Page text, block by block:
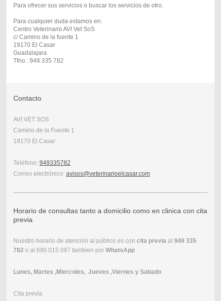
Para ofrecer sus servicios o buscar los servicios de otro.
Para cualquier duda estamos en:
Centro Veterinario AVI Vet SoS
c/ Camino de la fuente 1
19170 El Casar
Guadalajara
Tfno.: 949 335 782
Contacto
AVI VET SOS
Camino de la Fuente 1
19170 El Casar
Teléfono: 949335782
Correo electrónico: avisos@veterinarioelcasar.com
Horario de consultas tanto a domicilio como en clinica con cita
previa
Nuestro horario de atención al público es con cita previa al 949 335
782 o al 690 015 097 tambien por WhatsApp
Lunes, Martes ,Miercoles, Jueves ,Viernes y Sabado
Cita previa